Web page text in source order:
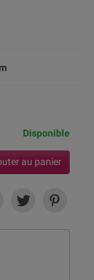
Disponible
au panier